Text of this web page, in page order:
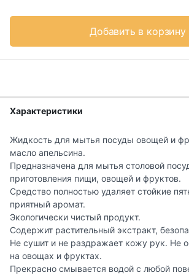
Добавить в корзину
Характеристики
Жидкость для мытья посуды овощей и
масло апельсина.
Предназначена для мытья столовой
приготовления пищи, овощей и фруктов.
Средство полностью удаляет стойкие
приятный аромат.
Экологически чистый продукт.
Содержит растительный экстракт,
Не сушит и не раздражает кожу рук. Не
на овощах и фруктах.
Прекрасно смывается водой с любой